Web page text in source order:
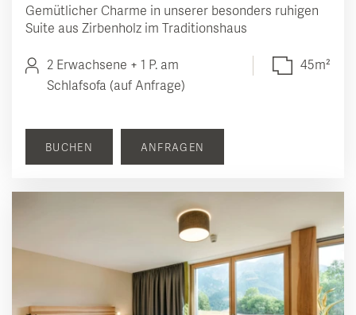
Gemütlicher Charme in unserer besonders ruhigen
Suite aus Zirbenholz im Traditionshaus
2 Erwachsene + 1 P. am
Schlafsofa (auf Anfrage)
45m²
BUCHEN ANFRAGEN